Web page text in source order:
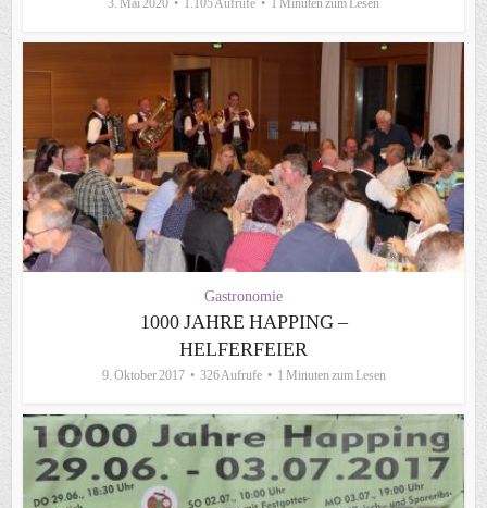
3. Mai 2020 1.105 Aufrufe 1 Minuten zum Lesen
Gastronomie
1000 JAHRE HAPPING –
HELFERFEIER
9. Oktober 2017 326 Aufrufe 1 Minuten zum Lesen